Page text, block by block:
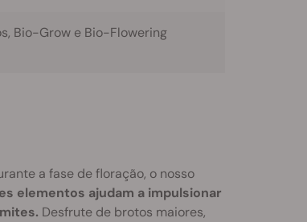
Bio-Grow e Bio-Flowering
a fase de floração, o nosso
elementos ajudam a impulsionar
Desfrute de brotos maiores,